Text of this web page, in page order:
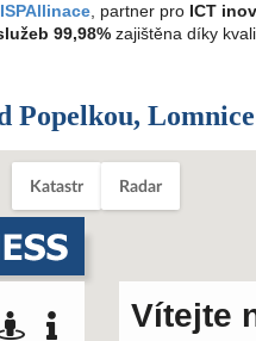
ISPAllinace , partner pro ICT
99,98% zajištěna díky
Popelkou,